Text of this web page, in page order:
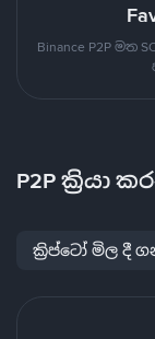
Binance P2P
P2P ක්‍රියා
ක්‍රිප්ටෝ මිල දී